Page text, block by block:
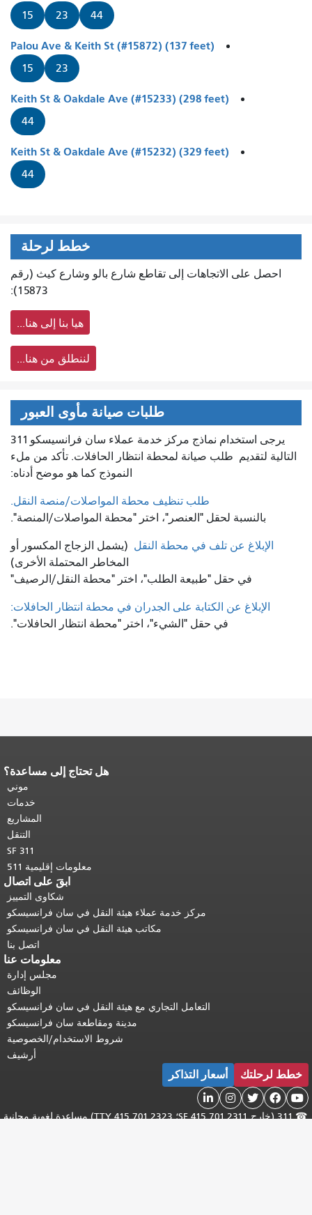
15 23 44
Palou Ave & Keith St (#15872) (137 feet)
15 23
Keith St & Oakdale Ave (#15233) (298 feet)
44
Keith St & Oakdale Ave (#15232) (329 feet)
44
خطط لرحلة
احصل على الاتجاهات إلى تقاطع شارع بالو وشارع كيث (رقم
15873):
هيا بنا إلى هنا...
لننطلق من هنا...
طلبات صيانة مأوى العبور
يرجى استخدام نماذج مركز خدمة عملاء سان فرانسيسكو 311
التالية لتقديم طلب صيانة لمحطة انتظار الحافلات. تأكد من ملء
النموذج كما هو موضح أدناه:
طلب تنظيف محطة المواصلات/منصة النقل.
بالنسبة لحقل "العنصر"، اختر "محطة المواصلات/المنصة".
الإبلاغ عن تلف في محطة النقل (يشمل الزجاج المكسور أو
المخاطر المحتملة الأخرى)
في حقل "طبيعة الطلب"، اختر "محطة النقل/الرصيف"
الإبلاغ عن الكتابة على الجدران في محطة انتظار الحافلات:
في حقل "الشيء"، اختر "محطة انتظار الحافلات".
هل تحتاج إلى مساعدة؟
موني
خدمات
المشاريع
التنقل
SF 311
معلومات إقليمية 511
ابقَ على اتصال
شكاوى التمييز
مركز خدمة عملاء هيئة النقل في سان فرانسيسكو
مكاتب هيئة النقل في سان فرانسيسكو
اتصل بنا
معلومات عنا
مجلس إدارة
الوظائف
التعامل التجاري مع هيئة النقل في سان فرانسيسكو
مدينة ومقاطعة سان فرانسيسكو
شروط الاستخدام/الخصوصية
أرشيف
خطط لرحلتك أسعار التذاكر





☎
311 (خارج SF 415.701.2311؛ TTY 415.701.2323) مساعدة لغوية مجانية